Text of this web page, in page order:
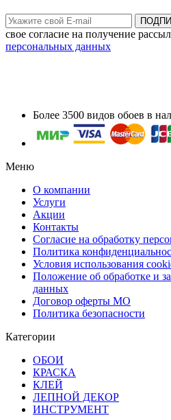
свое согласие на получение
персональных данных
Более 3500 видов обоев в
Меню
О компании
Услуги
Акции
Контакты
Согласие на обработку
Политика
Условия использования
Положение об обработке и
данных
Договор оферты МО
Политика безопасности
Категории
ОБОИ
КРАСКА
КЛЕЙ
ЛЕПНОЙ ДЕКОР
ИНСТРУМЕНТ